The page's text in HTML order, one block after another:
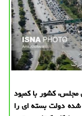
كشور با كمبود
دولت بسته ای را